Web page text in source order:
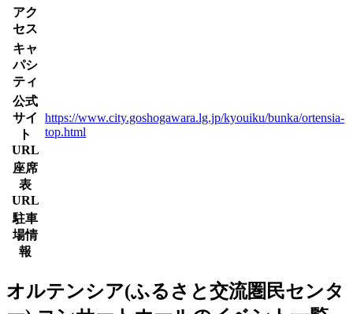
アク
セス
キャ
パシ
ティ
公式
サイ
ト
URL
https://www.city.goshogawara.lg.jp/kyouiku/bunka/ortensia-
top.html
座席
表
URL
駐車
場情
報
オルテンシア(ふるさと交流圏民センタ